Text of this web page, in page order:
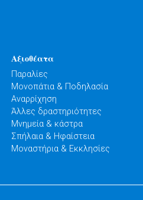
Αξιοθέατα
Παραλίες
Μονοπάτια & Ποδηλασία
Αναρρίχηση
Άλλες δραστηριότητες
Μνημεία & κάστρα
Σπήλαια & Ηφαίστεια
Μοναστήρια & Εκκλησίες